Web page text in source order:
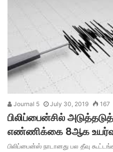
Journal 5 July 30, 2019 167
பிலிப்பைன்சில்
எண்ணிக்கை 8ஆக
பிலிப்பைன்ஸ் நாடானது பல தீவு